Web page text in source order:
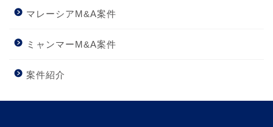
マレーシアM&A案件
ミャンマーM&A案件
案件紹介